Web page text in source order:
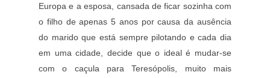
Europa e a esposa, cansada de ficar sozinha com
o filho de apenas 5 anos por causa da ausência
do marido que está sempre pilotando e cada dia
em uma cidade, decide que o ideal é mudar-se
com o caçula para Teresópolis, muito mais